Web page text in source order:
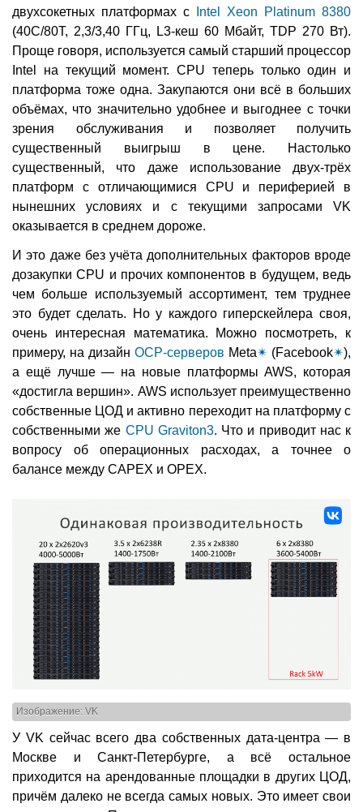
двухсокетных платформах с
Intel Xeon Platinum 8380
(40C/80T, 2,3/3,40 ГГц, L3-кеш 60 Мбайт, TDP 270 Вт).
Проще говоря, используется самый старший процессор
Intel на текущий момент. CPU теперь только один и
платформа тоже одна. Закупаются они всё в больших
объёмах, что значительно удобнее и выгоднее с точки
зрения обслуживания и позволяет получить
существенный выигрыш в цене. Настолько
существенный, что даже использование двух-трёх
платформ с отличающимися CPU и периферией в
нынешних условиях и с текущими запросами VK
оказывается в среднем дороже.
И это даже без учёта дополнительных факторов вроде
дозакупки CPU и прочих компонентов в будущем, ведь
чем больше используемый ассортимент, тем труднее
это будет сделать. Но у каждого гиперскейлера своя,
очень интересная математика. Можно посмотреть, к
примеру, на дизайн OCP-серверов Meta✴ (Facebook✴),
а ещё лучше — на новые платформы AWS, которая
«достигла вершин». AWS использует преимущественно
собственные ЦОД и активно переходит на платформу с
собственными же CPU Graviton3. Что и приводит нас к
вопросу об операционных расходах, а точнее о
балансе между CAPEX и OPEX.
Изображение: VK
У VK сейчас всего два собственных дата-центра — в
Москве и Санкт-Петербурге, а всё остальное
приходится на арендованные площадки в других ЦОД,
причём далеко не всегда самых новых. Это имеет свои